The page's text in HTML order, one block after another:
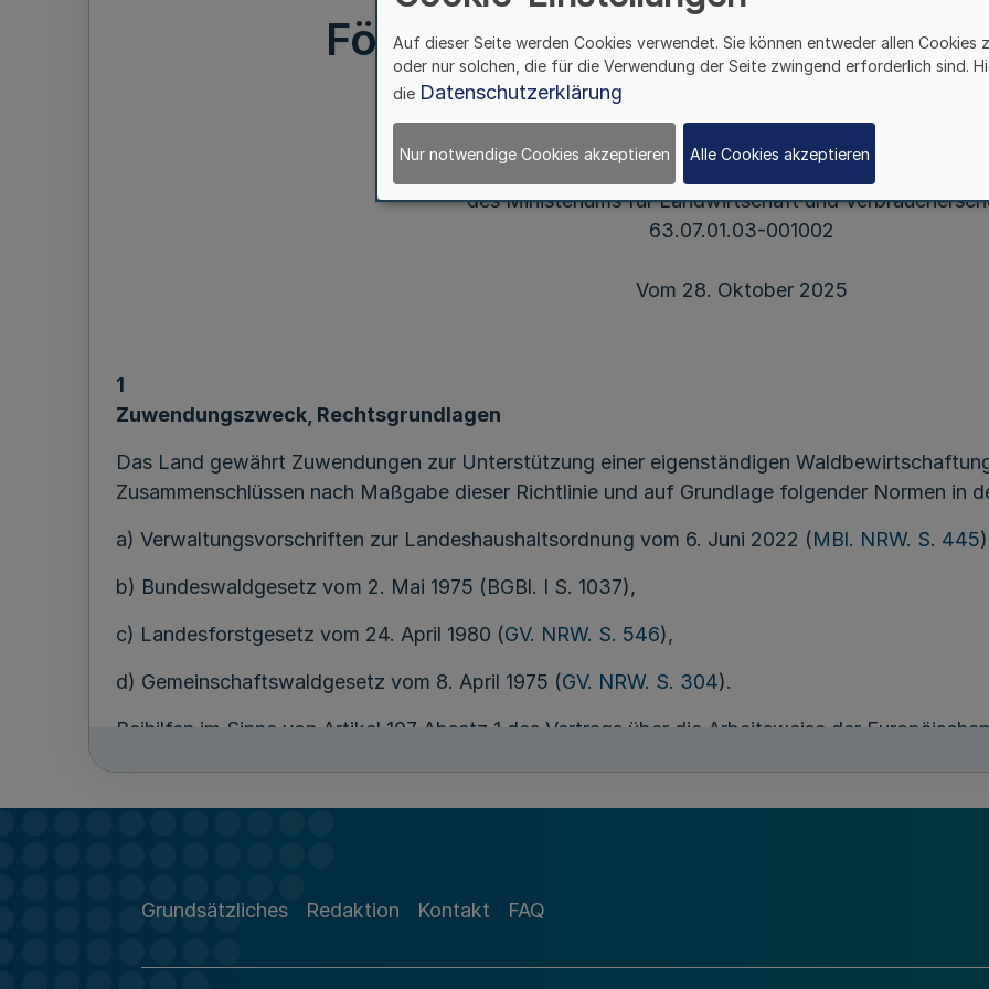
Förderung forstlicher
des Ministeriums für Landwirtschaft und
63.07.01.03-001002
Vom 28. Oktober 2025
1
Zuwendungszweck, Rechtsgrundlagen
Das Land gewährt Zuwendungen zur Unterstützung einer eigenständigen
Zusammenschlüssen nach Maßgabe dieser Richtlinie und auf Grundlage folgender Normen in
a) Verwaltungsvorschriften zur Landeshaushaltsordnung vom 6. Juni 2022 (MBl. NRW. S. 445
b) Bundeswaldgesetz vom 2. Mai 1975 (BGBl. I S. 1037),
c) Landesforstgesetz vom 24. April 1980 (GV. NRW. S. 546),
d) Gemeinschaftswaldgesetz vom 8. April 1975 (GV. NRW. S. 304).
Beihilfen im Sinne von Artikel 107 Absatz 1 des Vertrags über die Arbeitsweise der
von Artikel 107 Absatz 1 des Vertrags über die Arbeitsweise der Europäischen Union und der
Union auf De-minimis-Beihilfen (ABl. L, 2023/2831, 15.12.2023) in der jeweils geltenden
Grundsätzliches Redaktion Kontakt FAQ
Auf dieser Seite werden Cookies verwendet. Sie können entweder allen Cookies
oder nur solchen, die für die Verwendung der Seite zwingend erforderlich sind.
die Datenschutzerklärung
Nur notwendige Cookies akzeptieren Alle Cookies akzeptieren